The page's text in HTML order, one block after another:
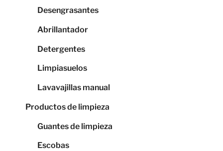
Desengrasantes
Abrillantador
Detergentes
Limpiasuelos
Lavavajillas manual
Productos de limpieza
Guantes de limpieza
Escobas